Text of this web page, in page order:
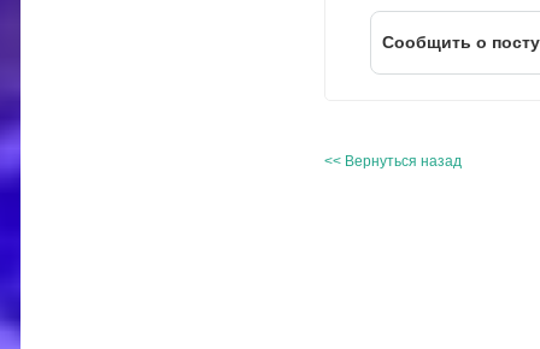
Cообщить о
<< Вернуться назад